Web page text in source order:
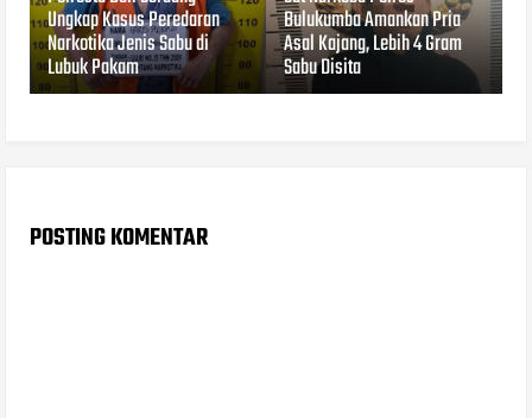
Ungkap Kasus Peredaran
Narkotika Jenis Sabu di
Lubuk Pakam
Bulukumba Amankan Pria
Asal Kajang, Lebih 4 Gram
Sabu Disita
POSTING KOMENTAR